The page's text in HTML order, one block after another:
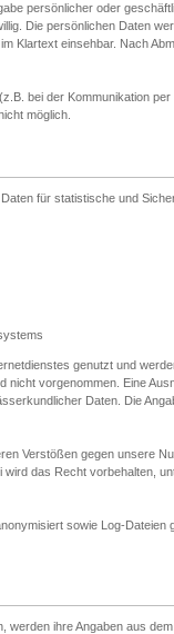
persönlicher oder
Die persönlichen Daten
Klartext einsehbar. Nach
bei der Kommunikation
möglich.
für statistische und
genutzt und
vorgenommen. Eine
Daten. Die
Verstößen gegen unsere
das Recht vorbehalten,
sowie Log-
ihre Angaben aus